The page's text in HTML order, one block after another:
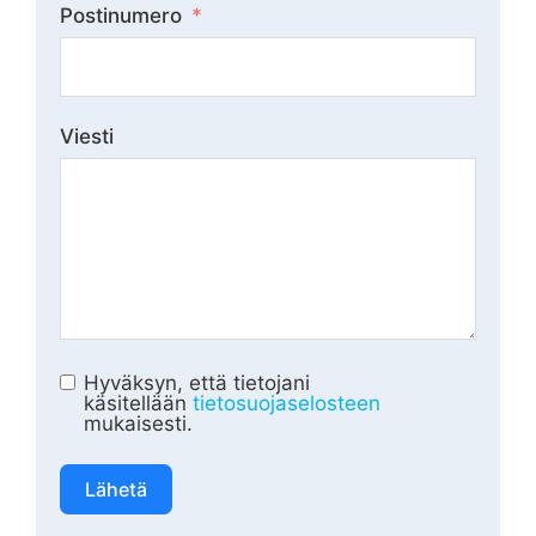
Postinumero
Viesti
Hyväksyn, että tietojani
käsitellään tietosuojaselosteen
mukaisesti.
Lähetä